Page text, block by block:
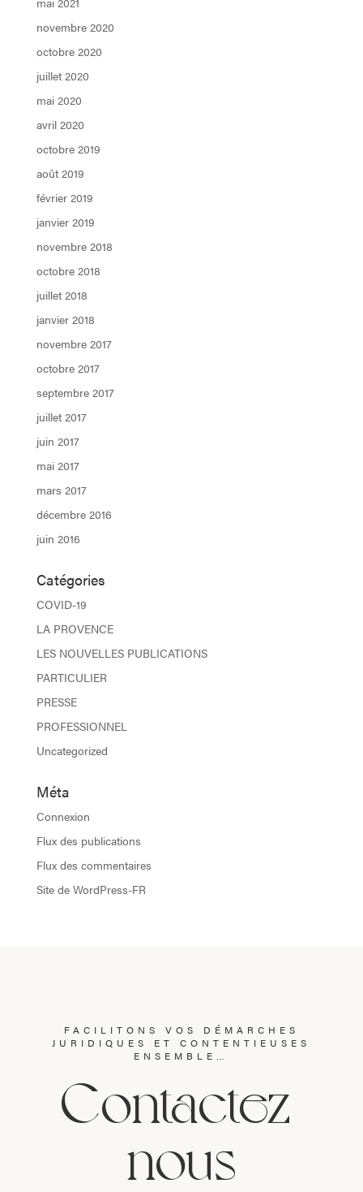
novembre 2020
octobre 2020
juillet 2020
mai 2020
avril 2020
octobre 2019
août 2019
février 2019
janvier 2019
novembre 2018
octobre 2018
juillet 2018
janvier 2018
novembre 2017
octobre 2017
septembre 2017
juillet 2017
juin 2017
mai 2017
mars 2017
décembre 2016
juin 2016
Catégories
COVID-19
LA PROVENCE
LES NOUVELLES PUBLICATIONS
PARTICULIER
PRESSE
PROFESSIONNEL
Uncategorized
Méta
Connexion
Flux des publications
Flux des commentaires
Site de WordPress-FR
FACILITONS VOS DÉMARCHES
JURIDIQUES ET CONTENTIEUSES
ENSEMBLE…
Contactez-
nous